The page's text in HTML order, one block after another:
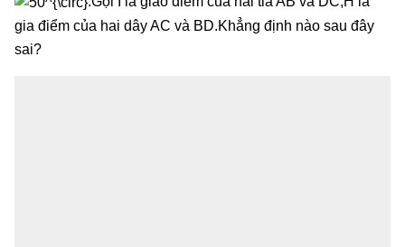
gia điểm của hai dây AC và BD.Khẳng định nào sau đây
sai?